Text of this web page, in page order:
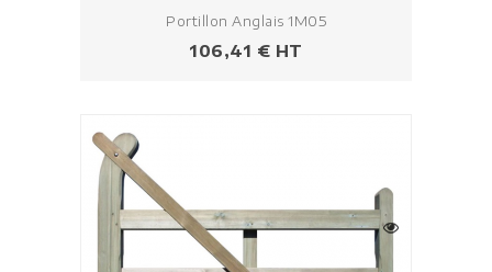
Portillon Anglais 1M05
Prix
106,41 € HT